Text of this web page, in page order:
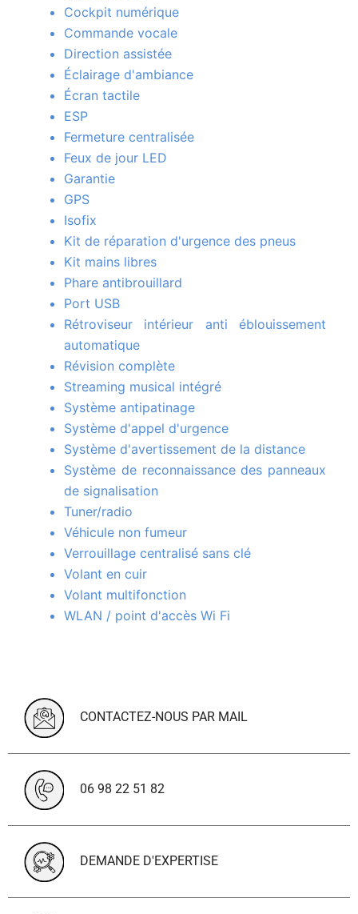
Cockpit numérique
Commande vocale
Direction assistée
Éclairage d'ambiance
Écran tactile
ESP
Fermeture centralisée
Feux de jour LED
Garantie
GPS
Isofix
Kit de réparation d'urgence des pneus
Kit mains libres
Phare antibrouillard
Port USB
Rétroviseur intérieur anti éblouissement
automatique
Révision complète
Streaming musical intégré
Système antipatinage
Système d'appel d'urgence
Système d'avertissement de la distance
Système de reconnaissance des panneaux
de signalisation
Tuner/radio
Véhicule non fumeur
Verrouillage centralisé sans clé
Volant en cuir
Volant multifonction
WLAN / point d'accès Wi Fi
CONTACTEZ-NOUS PAR MAIL
06 98 22 51 82
DEMANDE D'EXPERTISE